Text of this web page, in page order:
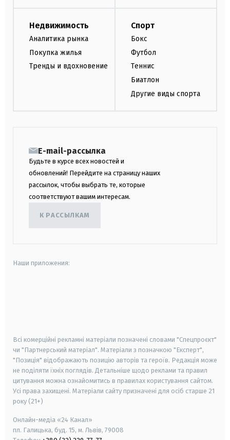
Недвижимость
Аналитика рынка
Покупка жилья
Тренды и вдохновение
Спорт
Бокс
Футбол
Теннис
Биатлон
Другие виды спорта
E-mail-рассылка
Будьте в курсе всех новостей и
обновлений! Перейдите на страницу наших
рассылок, чтобы выбрать те, которые
соответствуют вашим интересам.
К РАССЫЛКАМ
Наши приложения:
Всі комерційні рекламні матеріали позначені словами "Спецпроєкт"
чи "Партнерський матеріал". Матеріали з позначкою "Експерт",
"Позиція" відображають позицію авторів та героїв. Редакція може
не поділяти їхніх поглядів. Детальніше щодо реклами та правил
цитування можна ознайомитись в правилах користування сайтом.
Усі права захищені. Матеріали сайту призначені для осіб старше 21
року (21+)
Онлайн-медіа «24 Канал»
пл. Галицька, буд. 15, м. Львів, 79008